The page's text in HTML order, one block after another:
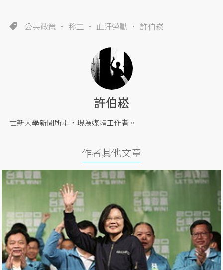
公共政策 移工 血汗勞動 許伯崧
許伯崧
世新大學新聞所畢，現為媒體工作者。
作者其他文章